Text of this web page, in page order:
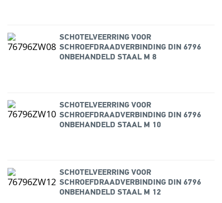
SCHOTELVEERRING VOOR
SCHROEFDRAADVERBINDING DIN 6796
ONBEHANDELD STAAL M 8
SCHOTELVEERRING VOOR
SCHROEFDRAADVERBINDING DIN 6796
ONBEHANDELD STAAL M 10
SCHOTELVEERRING VOOR
SCHROEFDRAADVERBINDING DIN 6796
ONBEHANDELD STAAL M 12